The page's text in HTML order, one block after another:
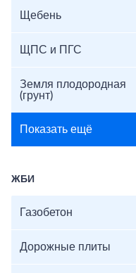
Щебень
ЩПС и ПГС
Земля плодородная
(грунт)
Показать ещё
ЖБИ
Газобетон
Дорожные плиты